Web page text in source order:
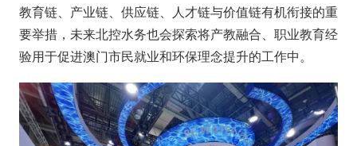
教育链、产业链、供应链、人才链与价值链有机衔接的重
要举措，未来北控水务也会探索将产教融合、职业教育经
验用于促进澳门市民就业和环保理念提升的工作中。